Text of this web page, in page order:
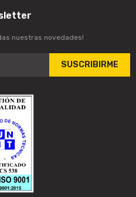
nuestras novedades!
SUSCRIBIRME